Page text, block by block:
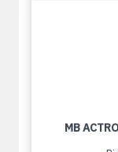
MB